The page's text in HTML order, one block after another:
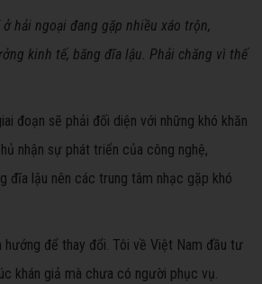
hải ngoại đang gặp nhiều xáo trộn,
kinh tế, băng đĩa lậu. Phải chăng vì thế
đoạn sẽ phải đối diện với những khó khăn
nhận sự phát triển của công nghệ,
đĩa lậu nên các trung tâm nhạc gặp khó
hướng để thay đổi. Tôi về Việt Nam đầu tư
khán giả mà chưa có người phục vụ.